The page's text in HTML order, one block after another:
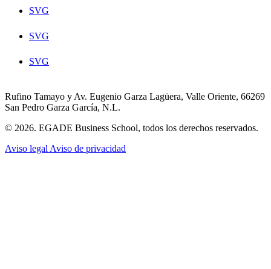
SVG
SVG
SVG
Rufino Tamayo y Av. Eugenio Garza Lagüera, Valle Oriente, 66269
San Pedro Garza García, N.L.
© 2026. EGADE Business School, todos los derechos reservados.
Aviso legal Aviso de privacidad